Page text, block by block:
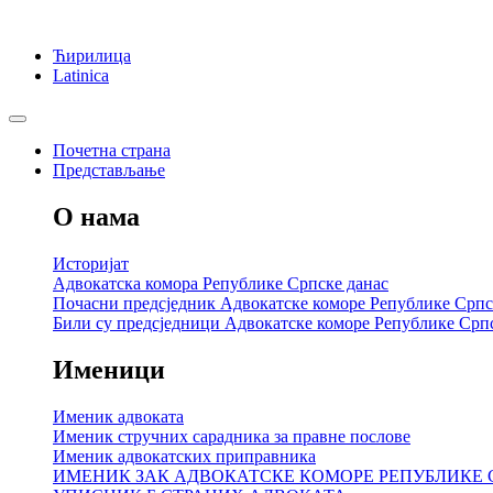
Ћирилица
Latinica
Почетна страна
Представљање
О нама
Историјат
Адвокатска комора Републике Српске данас
Почасни предсједник Адвокатске коморе Републике
Били су предсједници Адвокатске коморе Републике
Именици
Именик адвоката
Именик стручних сарадника за правне послове
Именик адвокатских приправника
ИМЕНИК ЗАК АДВОКАТСКЕ КОМОРЕ РЕПУБЛИКЕ